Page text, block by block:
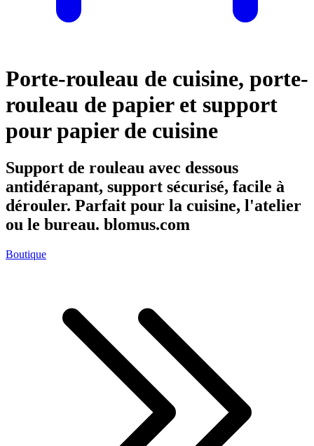
Porte-rouleau de cuisine, porte-
rouleau de papier et support
pour papier de cuisine
Support de rouleau avec dessous
antidérapant, support sécurisé, facile à
dérouler. Parfait pour la cuisine, l'atelier
ou le bureau. blomus.com
Boutique